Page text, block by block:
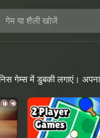
गेम्स में डुबकी लगाएं।